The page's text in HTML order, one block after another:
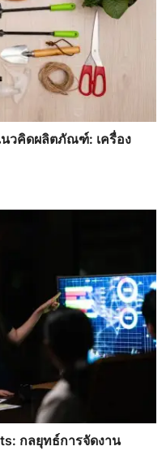
นวคิดผลิตภัณฑ์: เครื่อง
กลยุทธ์การจัดงาน